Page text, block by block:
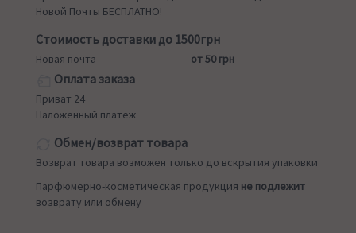
Новой Почты БЕСПЛАТНО!
Стоимость доставки до 1500грн
Новая почта от 50 грн
Оплата заказа
Приват 24
Наложенный платеж
Обмен/возврат товара
Возврат товара возможен только до вскрытия упаковки
Парфюмерно-косметическая продукция не подлежит
возврату или обмену